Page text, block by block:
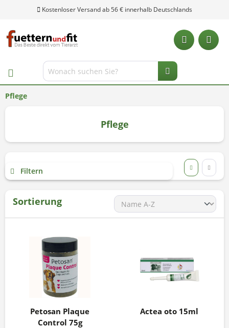
Unsere Hotline: 0 28 04 - 18
Pflege
Pflege
Filtern
Sortierung
Petosan Plaque
Control 75g
Actea oto 15ml